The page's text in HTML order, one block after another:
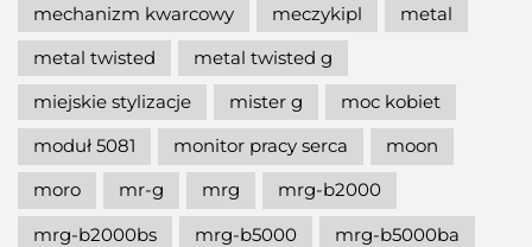
mechanizm kwarcowy
meczykipl
metal
metal twisted
metal twisted g
miejskie stylizacje
mister g
moc kobiet
moduł 5081
monitor pracy serca
moon
moro
mr-g mrg
mrg-b2000
mrg-b2000bs
mrg-b5000
mrg-b5000ba